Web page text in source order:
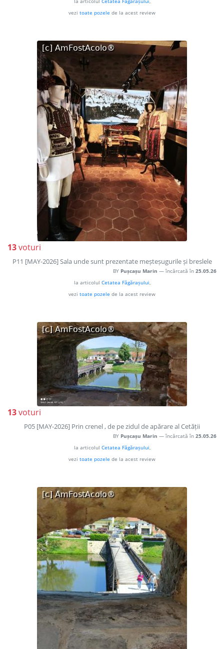
vezi toate pozele de la acest review
13voturi
P11 [MAY-2026] Sala unde sunt prezentate meșteșugurile și breslele
BY Pușcașu Marin — încărcată în 25.05.26
la articolul Cetatea Făgărașului,
vezi toate pozele de la acest review
13voturi
P05 [MAY-2026] Prin crenel , de pe zidul de apărare al Cetății
BY Pușcașu Marin — încărcată în 25.05.26
la articolul Cetatea Făgărașului,
vezi toate pozele de la acest review